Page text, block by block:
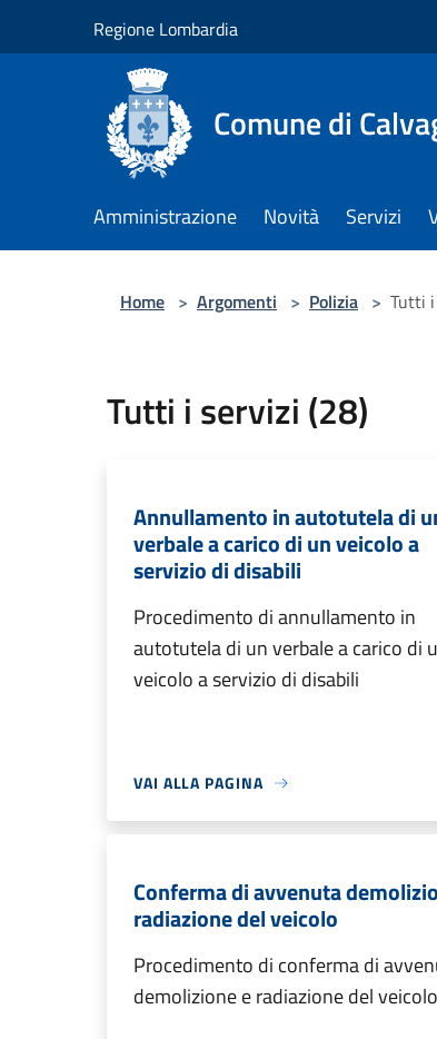
Regione Lombardia
Comune di
Amministrazione Novità Servizi
Home > Argomenti > Polizia > Tutti
Tutti i servizi (28)
Annullamento in autotutela di
verbale a carico di un veicolo a
servizio di disabili
Procedimento di annullamento in
autotutela di un verbale a carico di
veicolo a servizio di disabili
VAI ALLA PAGINA
Conferma di avvenuta
radiazione del veicolo
Procedimento di conferma di
demolizione e radiazione del veicolo